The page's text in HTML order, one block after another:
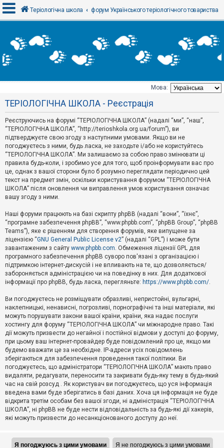
х
і
Т
е
м
и
б
е
з
в
і
д
п
о
в
і
д
й
А
к
т
и
в
н
і
м
и
П
о
ш
у
Д
о
п
о
м
Теріологічна школа форум Українського теріологічного товариства
Мова:
ТЕРІОЛОГІЧНА ШКОЛА - Реєстрація
Реєструючись на форумі “ТЕРІОЛОГІЧНА ШКОЛА” (надалі “ми”, “наш”,
“ТЕРІОЛОГІЧНА ШКОЛА”, “http://terioshkola.org.ua/forum”), ви
підтверджуєте свою згоду з наступними умовами. Якщо ви не
погоджуєтесь з ними, будь ласка, не заходьте і/або не користуйтесь
“ТЕРІОЛОГІЧНА ШКОЛА”. Ми залишаємо за собою право змінювати ці
правила будь-коли, і зробимо усе для того, щоб проінформувати вас про
це, однак з вашої сторони було б розумно переглядати періодично цей
текст на предмет змін, оскільки користування форумом “ТЕРІОЛОГІЧНА
ШКОЛА” після оновлення чи виправлення умов користування означає
вашу згоду з ними.
Наші форуми працюють на базі скрипту phpBB (надалі “вони”, “їхнє”,
“програмне забезпечення phpBB”, “www.phpbb.com”, “phpBB Group”, “phpBB
Teams”), яке є рішенням для створення форумів, яке випущене за
ліцензією “GNU General Public License v2” (надалі “GPL”) і може бути
завантаженим з сайту www.phpbb.com. Обмеження ліцензії GPL для
програмного забезпечення phpBB суворо пов'язані з організацією і
підтримкою інтернет-дискусій і не впливають на те, що дозволяється/
забороняється адміністрацією чи на поведінку в них. Для додаткової
інформації про phpBB, будь ласка, перегляньте: https://www.phpbb.com/.
Ви погоджуєтесь не розміщувати образливі, непристойні, вульгарні,
наклепницькі, ненависні, погрозливі, порнографічні та інші матеріали, які
можуть порушувати закони вашої країни, країни, яка надає послуги
хостингу для форуму “ТЕРІОЛОГІЧНА ШКОЛА” чи міжнародне право. Такі
дії можуть призвести до негайної і постійної відмови у доступі до форуму,
при цьому ваш інтернет-провайдер буде повідомлений про це, якщо ми
будемо вважати це за необхідне. IP-адреси усіх повідомлень
зберігаються для забезпечення проведення такої політики. Ви
погоджуєтесь, що адміністратори “ТЕРІОЛОГІЧНА ШКОЛА” мають право
видаляти, редагувати, переносити та закривати будь-яку тему в будь-який
час на свій розсуд . Як користувач ви погоджуєтесь, що уся інформація
введена вами буде зберігатись в базі даних. Хоча ця інформація не буде
відкрита третім особам без вашої згоди, ні адміністрація “ТЕРІОЛОГІЧНА
ШКОЛА”, ні phpBB не буде нести відповідальність за будь-які дії хакерів,
які можуть призвести до несанкціонованого доступу до неї.